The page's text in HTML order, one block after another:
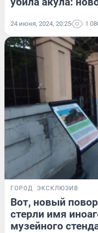
24 июня, 2024, 20:25 1
ГОРОД ЭКСКЛЮЗИВ
Вот, новый
стерли имя
музейного